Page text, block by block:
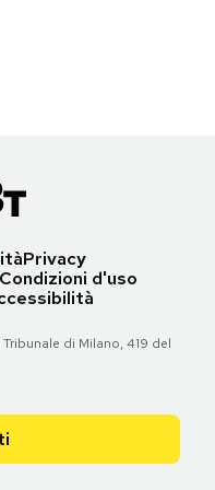
Privacy
Condizioni d'uso
di Milano, 419 del